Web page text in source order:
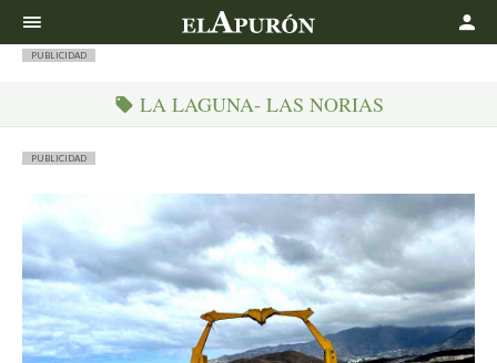
PUBLICIDAD
LA LAGUNA- LAS NORIAS
PUBLICIDAD